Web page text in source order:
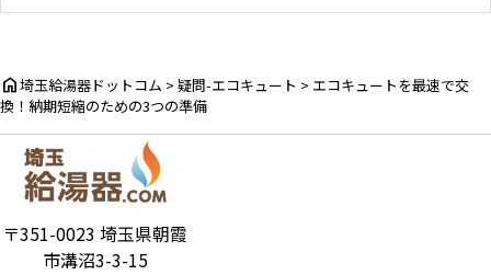
home埼玉給湯器ドットコム > 疑問-エコキュート > エコキュートを最速で交
換！納期短縮のための3つの準備
〒351-0023 埼玉県朝霞
市溝沼3-3-15